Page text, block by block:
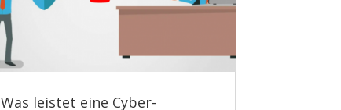
Was leistet eine Cyber-